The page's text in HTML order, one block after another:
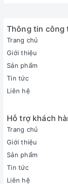
Thông tin sản
Loại máy:
1 chiều (chỉ
Có Inverter
Thông tin công
Trang chủ
Giới thiệu
Sản phẩm
Tin tức
Liên hệ
Hỗ trợ khách
Trang chủ
Giới thiệu
Sản phẩm
Tin tức
Liên hệ